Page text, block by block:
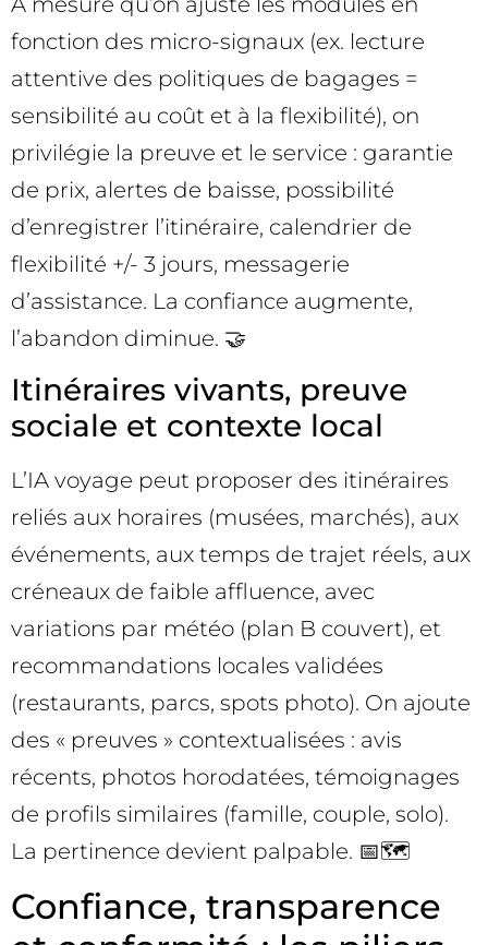
fonction des micro-signaux (ex. lecture
attentive des politiques de bagages =
sensibilité au coût et à la flexibilité), on
privilégie la preuve et le service : garantie
de prix, alertes de baisse, possibilité
d’enregistrer l’itinéraire, calendrier de
flexibilité +/- 3 jours, messagerie
d’assistance. La confiance augmente,
l’abandon diminue. 🤝
Itinéraires vivants, preuve
sociale et contexte local
L’IA voyage peut proposer des itinéraires
reliés aux horaires (musées, marchés), aux
événements, aux temps de trajet réels, aux
créneaux de faible affluence, avec
variations par météo (plan B couvert), et
recommandations locales validées
(restaurants, parcs, spots photo). On ajoute
des « preuves » contextualisées : avis
récents, photos horodatées, témoignages
de profils similaires (famille, couple, solo).
La pertinence devient palpable. 📅🗺️
Confiance, transparence